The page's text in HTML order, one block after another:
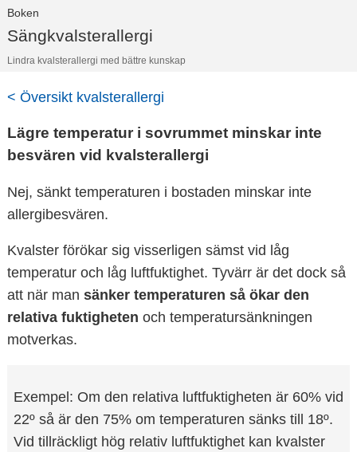
Boken
Sängkvalsterallergi
Lindra kvalsterallergi med bättre kunskap
< Översikt kvalsterallergi
Lägre temperatur i sovrummet minskar inte
besvären vid kvalsterallergi
Nej, sänkt temperaturen i bostaden minskar inte
allergibesvären.
Kvalster förökar sig visserligen sämst vid låg
temperatur och låg luftfuktighet. Tyvärr är det dock så
att när man sänker temperaturen så ökar den
relativa fuktigheten och temperatursänkningen
motverkas.
Exempel: Om den relativa luftfuktigheten är 60% vid
22º så är den 75% om temperaturen sänks till 18º.
Vid tillräckligt hög relativ luftfuktighet kan kvalster